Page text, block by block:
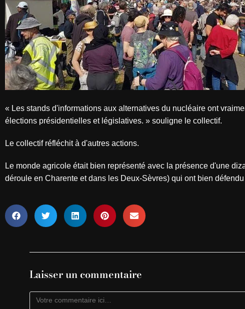
« Les stands d'informations aux alternatives du nucléaire ont
élections présidentielles et législatives. » souligne le collectif.
Le collectif réfléchit à d'autres actions.
Le monde agricole était bien représenté avec la présence d'une
déroule en Charente et dans les Deux-Sèvres) qui ont bien
Laisser un commentaire